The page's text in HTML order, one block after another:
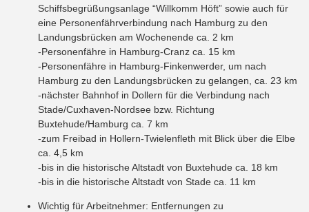
Schiffsbegrüßungsanlage “Willkomm Höft” sowie auch für
eine Personenfährverbindung nach Hamburg zu den
Landungsbrücken am Wochenende ca. 2 km
-Personenfähre in Hamburg-Cranz ca. 15 km
-Personenfähre in Hamburg-Finkenwerder, um nach
Hamburg zu den Landungsbrücken zu gelangen, ca. 23 km
-nächster Bahnhof in Dollern für die Verbindung nach
Stade/Cuxhaven-Nordsee bzw. Richtung
Buxtehude/Hamburg ca. 7 km
-zum Freibad in Hollern-Twielenfleth mit Blick über die Elbe
ca. 4,5 km
-bis in die historische Altstadt von Buxtehude ca. 18 km
-bis in die historische Altstadt von Stade ca. 11 km
Wichtig für Arbeitnehmer: Entfernungen zu